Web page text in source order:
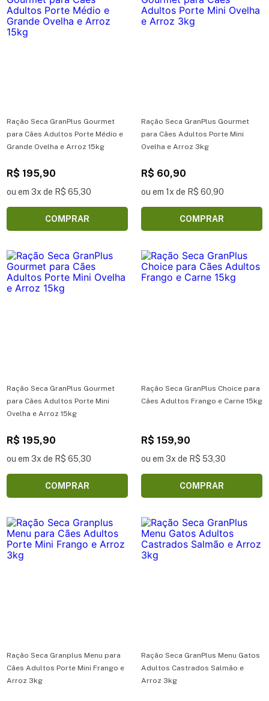
Ração Seca GranPlus Gourmet
para Cães Adultos Porte Médio e
Grande Ovelha e Arroz 15kg
R$ 195,90
ou em 3x de R$ 65,30
COMPRAR
Ração Seca GranPlus Gourmet
para Cães Adultos Porte Mini
Ovelha e Arroz 3kg
R$ 60,90
ou em 1x de R$ 60,90
COMPRAR
Ração Seca GranPlus Gourmet
para Cães Adultos Porte Mini
Ovelha e Arroz 15kg
R$ 195,90
ou em 3x de R$ 65,30
COMPRAR
Ração Seca GranPlus Choice para
Cães Adultos Frango e Carne 15kg
R$ 159,90
ou em 3x de R$ 53,30
COMPRAR
Ração Seca Granplus Menu para
Cães Adultos Porte Mini Frango e
Arroz 3kg
Ração Seca GranPlus Menu Gatos
Adultos Castrados Salmão e
Arroz 3kg